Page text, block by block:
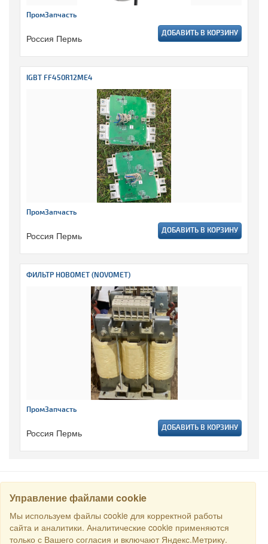
ПромЗапчасть
Россия Пермь ДОБАВИТЬ В КОРЗИНУ
IGBT FF450R12ME4
ПромЗапчасть
Россия Пермь ДОБАВИТЬ В КОРЗИНУ
ФИЛЬТР НОВОМЕТ (NOVOMET)
ПромЗапчасть
Россия Пермь ДОБАВИТЬ В КОРЗИНУ
Управление файлами cookie
Мы используем файлы cookie для корректной работы
сайта и аналитики. Аналитические cookie применяются
только с Вашего согласия и включают Яндекс.Метрику.
Все права защищены © 2016 Торговый Дом РСДС. E-mail: